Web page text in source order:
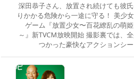
深田恭子さん、放置され続けても彼
りかかる危険から一途に守る！ 美少
ゲーム『放置少女〜百花繚乱の萌
～』新TVCM放映開始 撮影裏では、
つかった豪快なアクションシ